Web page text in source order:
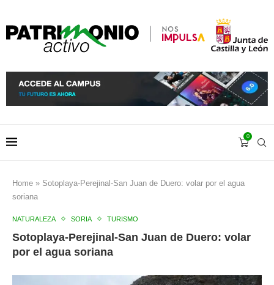
0
Home » Sotoplaya-Perejinal-San Juan de Duero: volar por el agua
soriana
NATURALEZA SORIA TURISMO
Sotoplaya-Perejinal-San Juan de Duero: volar
por el agua soriana